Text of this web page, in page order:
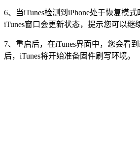
6、当iTunes检测到iPhone处于恢复模
iTunes窗口会更新状态，提示您可以继
7、重启后，在iTunes界面中，您会看
后，iTunes将开始准备固件刷写环境。